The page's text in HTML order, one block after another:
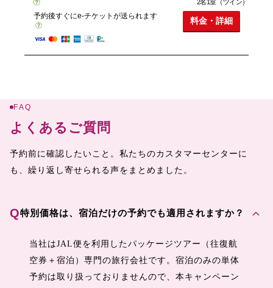
予約後すぐにe-チケットが送られます
2名1室（ツイン）
料金・詳細
FAQ
よくあるご質問
予約前に確認したいこと。私たちのカスタマーセンターに
も、繰り返し寄せられる声をまとめました。
Q特別価格は、宿泊だけの予約でも適用されますか？ expand_more
当社はJAL便を利用したパッケージツアー（往復航
空券＋宿泊）専門の旅行会社です。宿泊のみの単体
予約は取り扱っておりませんので、本キャンペーン